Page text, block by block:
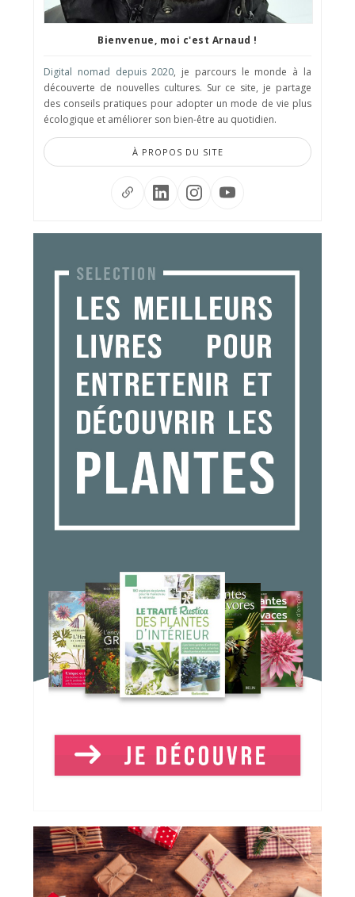
Bienvenue, moi c'est Arnaud !
Digital nomad depuis 2020, je parcours le monde à la
découverte de nouvelles cultures. Sur ce site, je partage
des conseils pratiques pour adopter un mode de vie plus
écologique et améliorer son bien-être au quotidien.
À PROPOS DU SITE